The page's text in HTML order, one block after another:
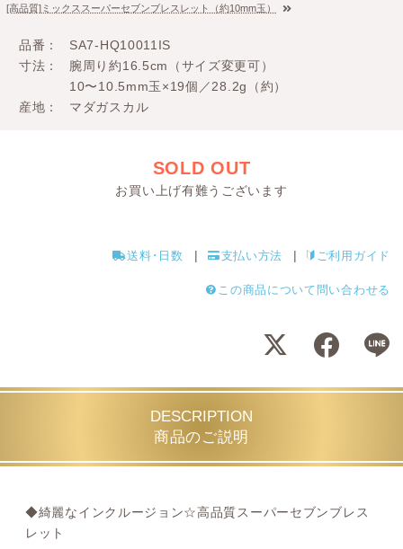
[高品質]ミックススーパーセブンブレスレット（約10mm玉）
品番
SA7-HQ10011IS
寸法
腕周り約16.5cm（サイズ変更可）
10〜10.5mm玉×19個／28.2g（約）
産地
マダガスカル
SOLD OUT
お買い上げ有難うございます
送料･日数 支払い方法 ご利用ガイド
この商品について問い合わせる
DESCRIPTION
商品のご説明
◆綺麗なインクルージョン☆高品質スーパーセブンブレス
レット